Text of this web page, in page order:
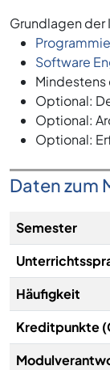
Grundlagen der
Software
Optional:
Optional:
Optional:
Daten zum
Semester
Häufigkeit
Kreditpunkte